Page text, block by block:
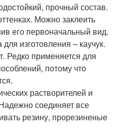
прочный состав.
Можно заклеить
его первоначальный вид.
изготовления – каучук.
Редко применяется для
потому что
растворителей и
соединяет все
резину, прорезиненые